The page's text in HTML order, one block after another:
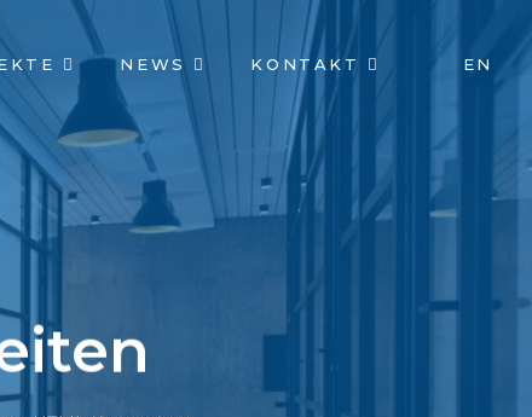
NEWS KONTAKT EN